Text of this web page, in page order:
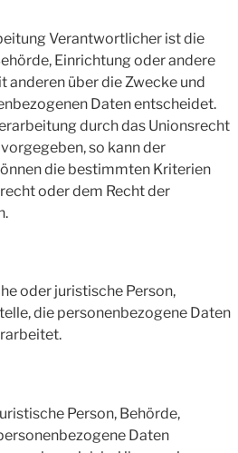
Verantwortlicher ist die
Einrichtung oder andere
anderen über die Zwecke und
Daten entscheidet.
durch das Unionsrecht
so kann der
die bestimmten Kriterien
oder dem Recht der
oder juristische Person,
die personenbezogene Daten
Person, Behörde,
Daten